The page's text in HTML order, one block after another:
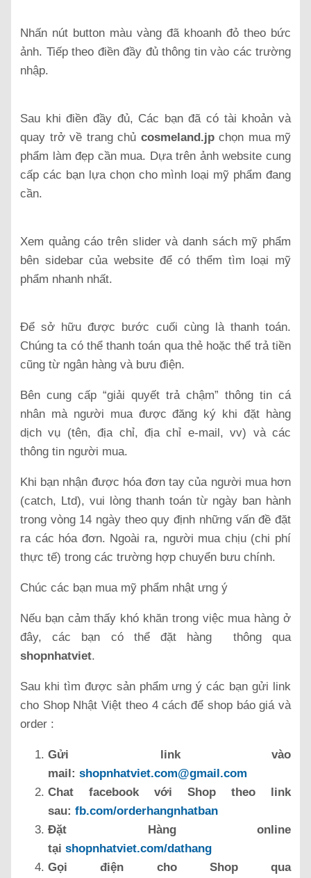
Nhấn nút button màu vàng đã khoanh đỏ theo bức
ảnh. Tiếp theo điền đầy đủ thông tin vào các trường
nhập.
Sau khi điền đầy đủ, Các bạn đã có tài khoản và
quay trở về trang chủ cosmeland.jpchọn mua mỹ
phẩm làm đẹp cần mua. Dựa trên ảnh website cung
cấp các bạn lựa chọn cho mình loại mỹ phẩm đang
cần.
Xem quảng cáo trên slider và danh sách mỹ phẩm
bên sidebar của website để có thểm tìm loại mỹ
phẩm nhanh nhất.
Để sở hữu được bước cuối cùng là thanh toán.
Chúng ta có thể thanh toán qua thẻ hoặc thể trả tiền
cũng từ ngân hàng và bưu điện.
Bên cung cấp “giải quyết trả chậm” thông tin cá
nhân mà người mua được đăng ký khi đặt hàng
dịch vụ (tên, địa chỉ, địa chỉ e-mail, vv) và các
thông tin người mua.
Khi bạn nhận được hóa đơn tay của người mua hơn
(catch, Ltd), vui lòng thanh toán từ ngày ban hành
trong vòng 14 ngày theo quy định những vấn đề đặt
ra các hóa đơn. Ngoài ra, người mua chịu (chi phí
thực tế) trong các trường hợp chuyển bưu chính.
Chúc các bạn mua mỹ phẩm nhật ưng ý
Nếu bạn cảm thấy khó khăn trong việc mua hàng ở
đây, các bạn có thể đặt hàng thông qua
shopnhatviet.
Sau khi tìm được sản phẩm ưng ý các bạn gửi link
cho Shop Nhật Việt theo 4 cách để shop báo giá và
order :
Gửi link vào
mail: shopnhatviet.com@gmail.com
Chat facebook với Shop theo link
sau: fb.com/orderhangnhatban
Đặt Hàng online
tại shopnhatviet.com/dathang
Gọi điện cho Shop qua